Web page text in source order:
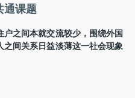
通课题
之间本就交流较少，围绕外国
之间关系日益淡薄这一社会现象